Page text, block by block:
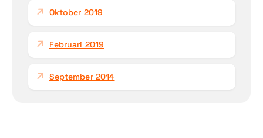
Oktober 2019
Februari 2019
September 2014